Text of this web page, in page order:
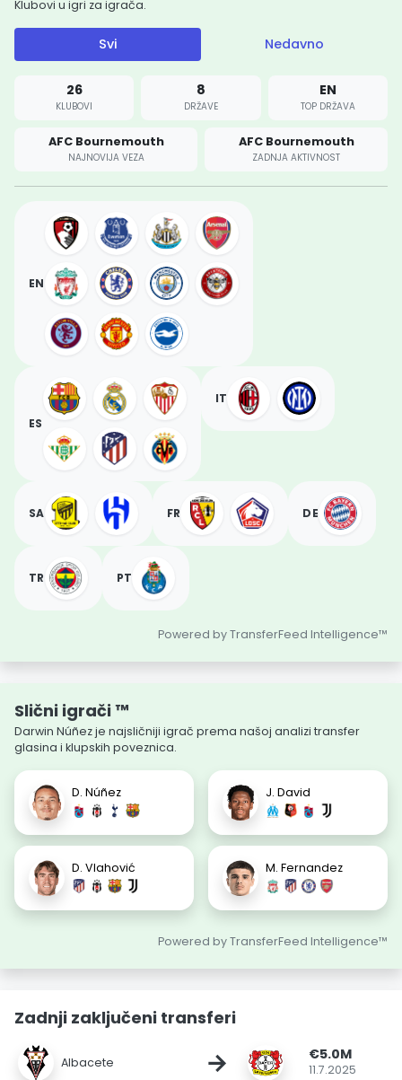
Klubovi u igri za igrača.
Svi Nedavno
26
KLUBOVI
8
DRŽAVE
EN
TOP DRŽAVA
AFC Bournemouth
NAJNOVIJA VEZA
AFC Bournemouth
ZADNJA AKTIVNOST
EN
ES
IT
SA FR DE
TR PT
Powered by TransferFeed Intelligence™
Slični igrači ™
Darwin Núñez je najsličniji igrač prema našoj analizi transfer
glasina i klupskih poveznica.
D. Núñez J. David
D. Vlahović M. Fernandez
Powered by TransferFeed Intelligence™
Zadnji zaključeni transferi
Albacete → €5.0M
11.7.2025